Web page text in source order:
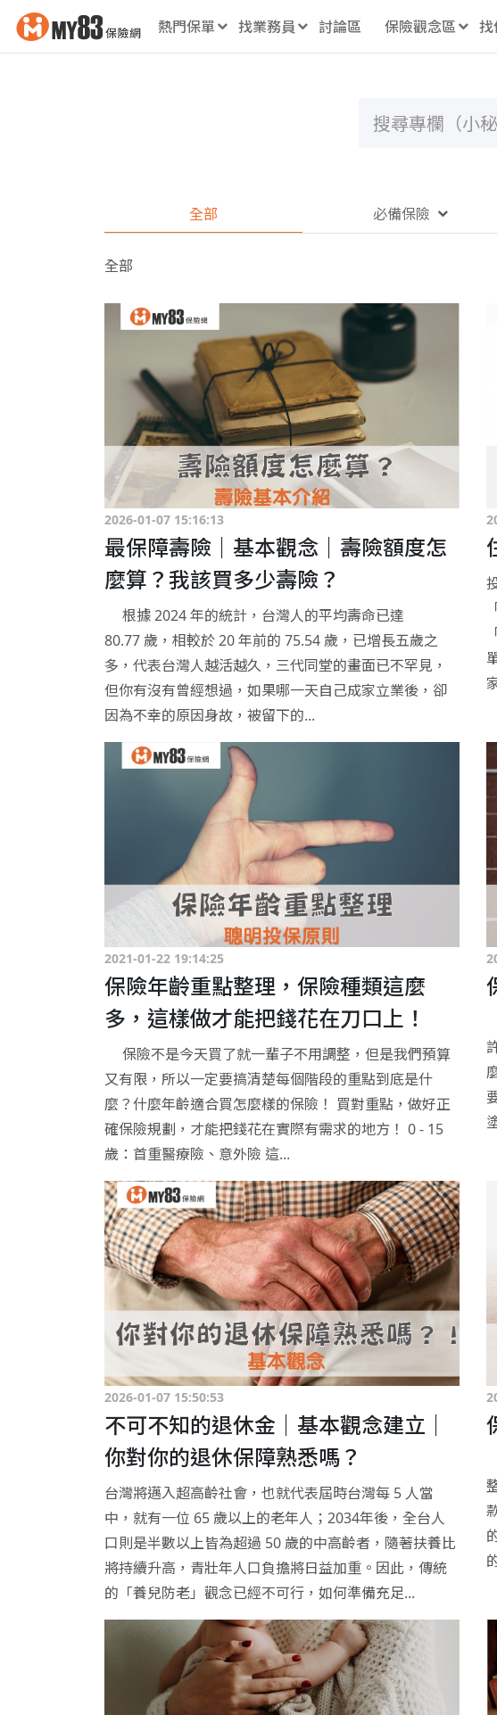
熱門保單 找業務員 討論區 保險觀念區 找
全部 必備保險
全部
2026-01-07 15:16:13
最保障壽險｜基本觀念｜壽險額度怎
麼算？我該買多少壽險？
根據 2024 年的統計，台灣人的平均壽命已達
80.77 歲，相較於 20 年前的 75.54 歲，已增長五歲之
多，代表台灣人越活越久，三代同堂的畫面已不罕見，
但你有沒有曾經想過，如果哪一天自己成家立業後，卻
因為不幸的原因身故，被留下的...
2021-01-22 19:14:25
保險年齡重點整理，保險種類這麼
多，這樣做才能把錢花在刀口上！
保險不是今天買了就一輩子不用調整，但是我們預算
又有限，所以一定要搞清楚每個階段的重點到底是什
麼？什麼年齡適合買怎麼樣的保險！ 買對重點，做好正
確保險規劃，才能把錢花在實際有需求的地方！ 0 - 15
歲：首重醫療險、意外險 這...
2026-01-07 15:50:53
不可不知的退休金｜基本觀念建立｜
你對你的退休保障熟悉嗎？
台灣將邁入超高齡社會，也就代表屆時台灣每 5 人當
中，就有一位 65 歲以上的老年人；2034年後，全台人
口則是半數以上皆為超過 50 歲的中高齡者，隨著扶養比
將持續升高，青壯年人口負擔將日益加重。因此，傳統
的「養兒防老」觀念已經不可行，如何準備充足...